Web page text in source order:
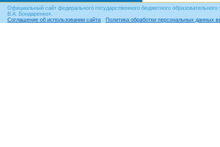
Официальный сайт федерального государственного бюджетного
В.А. Бондаренко».
Соглашение об использовании сайта
Политика обработки персональных данных